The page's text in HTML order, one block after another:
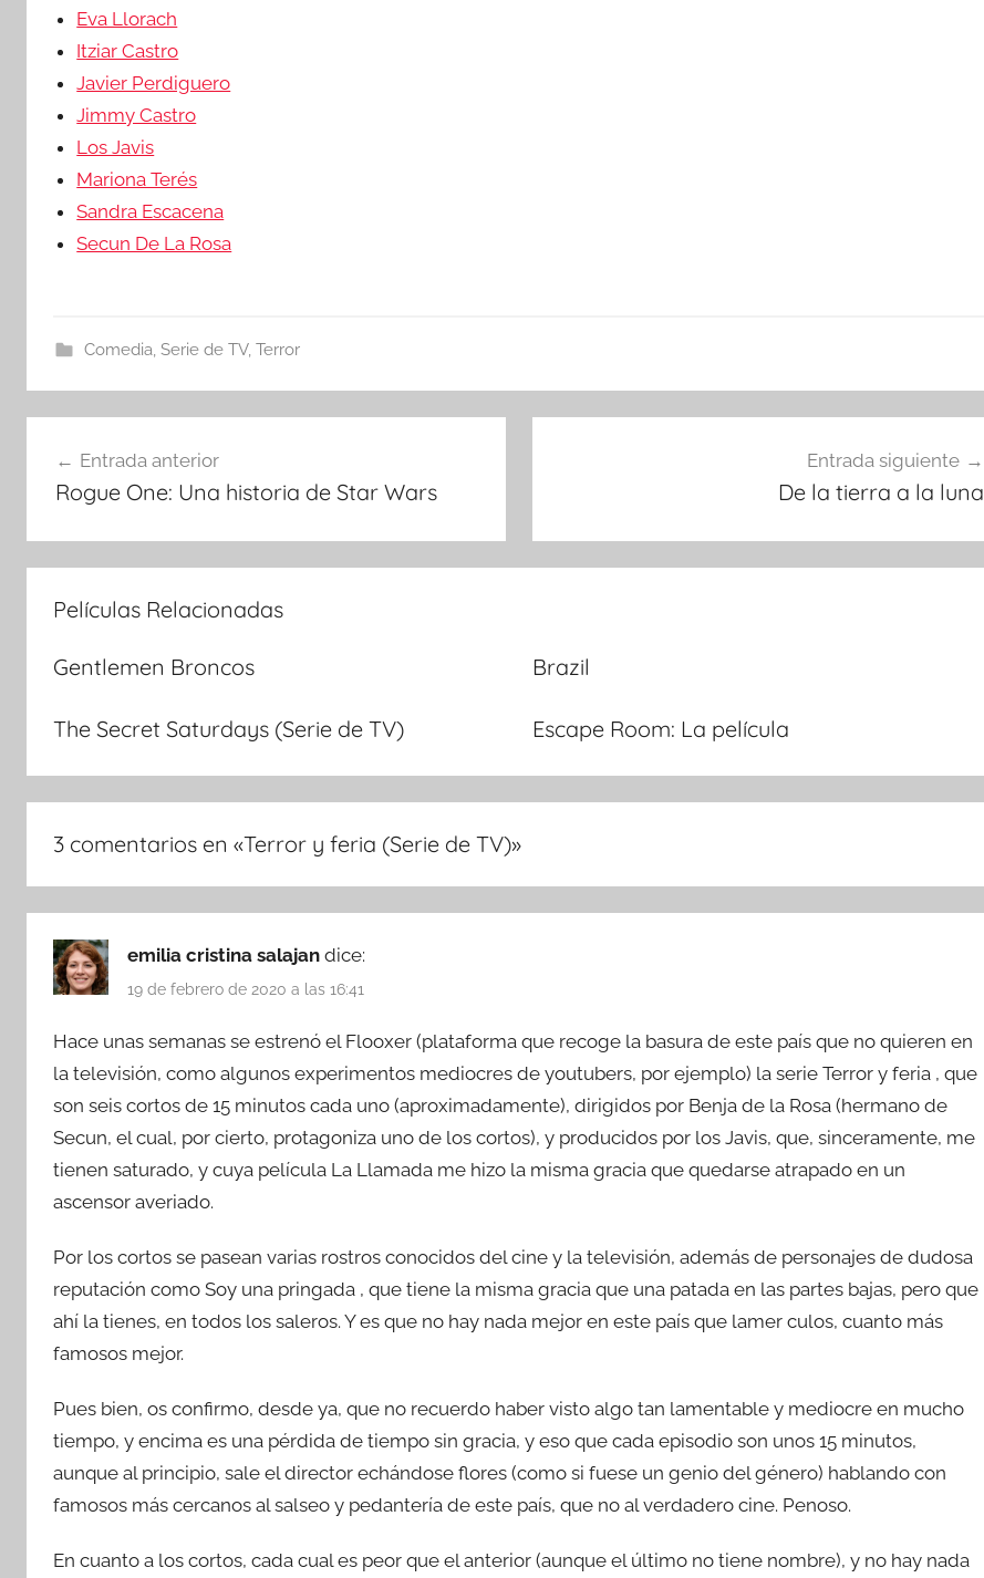
Eva Llorach
Itziar Castro
Javier Perdiguero
Jimmy Castro
Los Javis
Mariona Terés
Sandra Escacena
Secun De La Rosa
Comedia, Serie de TV, Terror
Navegación
de
entradas
Entrada anterior
Rogue One: Una historia de Star Wars
Entrada siguiente
De la tierra a la luna
Películas Relacionadas
Gentlemen Broncos Brazil
The Secret Saturdays (Serie de TV) Escape Room: La película
3 comentarios en «Terror y feria (Serie de TV)»
emilia cristina salajan dice:
19 de febrero de 2020 a las 16:41
Hace unas semanas se estrenó el Flooxer (plataforma que recoge la basura de este país que no quieren en
la televisión, como algunos experimentos mediocres de youtubers, por ejemplo) la serie Terror y feria , que
son seis cortos de 15 minutos cada uno (aproximadamente), dirigidos por Benja de la Rosa (hermano de
Secun, el cual, por cierto, protagoniza uno de los cortos), y producidos por los Javis, que, sinceramente, me
tienen saturado, y cuya película La Llamada me hizo la misma gracia que quedarse atrapado en un
ascensor averiado.
Por los cortos se pasean varias rostros conocidos del cine y la televisión, además de personajes de dudosa
reputación como Soy una pringada , que tiene la misma gracia que una patada en las partes bajas, pero que
ahí la tienes, en todos los saleros. Y es que no hay nada mejor en este país que lamer culos, cuanto más
famosos mejor.
Pues bien, os confirmo, desde ya, que no recuerdo haber visto algo tan lamentable y mediocre en mucho
tiempo, y encima es una pérdida de tiempo sin gracia, y eso que cada episodio son unos 15 minutos,
aunque al principio, sale el director echándose flores (como si fuese un genio del género) hablando con
famosos más cercanos al salseo y pedantería de este país, que no al verdadero cine. Penoso.
En cuanto a los cortos, cada cual es peor que el anterior (aunque el último no tiene nombre), y no hay nada